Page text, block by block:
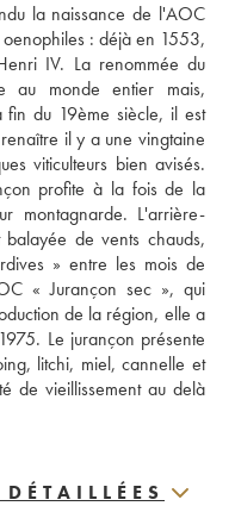
la naissance de l'AOC
: déjà en 1553,
IV. La renommée du
au monde entier mais,
fin du 19ème siècle, il est
il y a une vingtaine
viticulteurs bien avisés.
profite à la fois de la
montagnarde. L'arrière-
de vents chauds,
» entre les mois de
« Jurançon sec », qui
de la région, elle a
Le jurançon présente
litchi, miel, cannelle et
de vieillissement au delà